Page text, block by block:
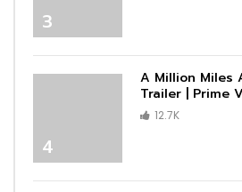
3
4
A Million Miles
Trailer | Prime
12.7K